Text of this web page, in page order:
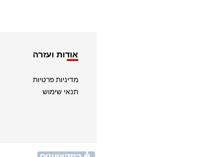
אודות ועזרה
מדיניות פרטיות
תנאי שימוש